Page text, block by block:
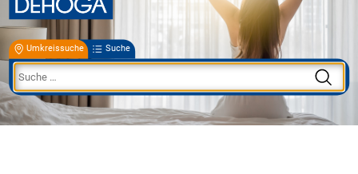
Umkreissuche Suche